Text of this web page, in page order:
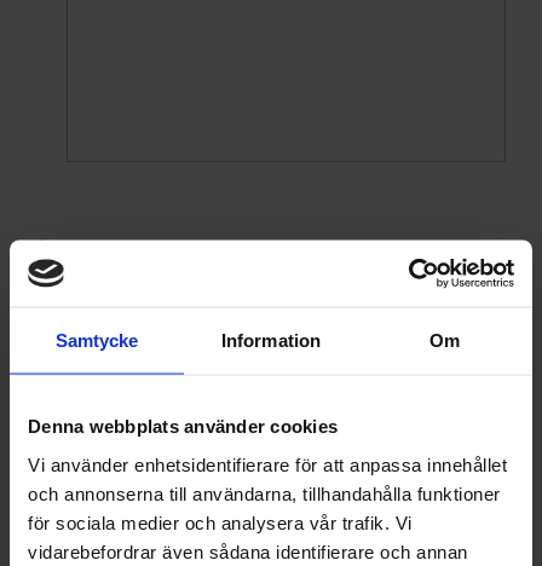
Samtycke Information Om
Denna webbplats använder cookies
Vi använder enhetsidentifierare för att anpassa innehållet
och annonserna till användarna, tillhandahålla funktioner
för sociala medier och analysera vår trafik. Vi
vidarebefordrar även sådana identifierare och annan
Ainbusk
Ainbusks toner återvänder hem – Bittis och
Annelie intar Närsakar scen i sommar
Sommaren 2026 bjuder på ett unikt och känslosamt
återseende på den gotländska landsbygden. Den 11e,
12e, 13e och 20e juli kliver Birgitta ”Bittis” Jakobsson
och Annelie Roswall upp på scenen vid Närsakars
amfiteater för att ge nytt liv åt den musikaliska skatt
som gjort Ainbusk till en av Sveriges mest älskade
Läs mer